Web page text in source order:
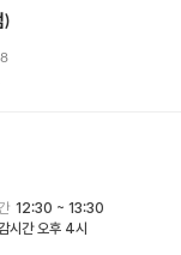
)
12:30 ~ 13:30
시간 오후 4시